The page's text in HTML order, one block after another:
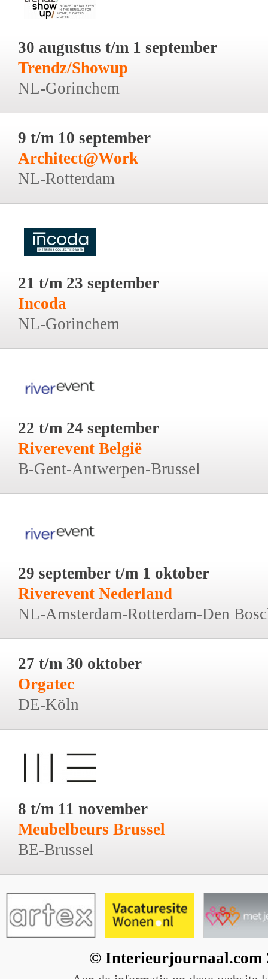
30 augustus t/m 1 september
Trendz/Showup
NL-Gorinchem
9 t/m 10 september
Architect@Work
NL-Rotterdam
21 t/m 23 september
Incoda
NL-Gorinchem
22 t/m 24 september
Riverevent België
B-Gent-Antwerpen-Brussel
29 september t/m 1 oktober
Riverevent Nederland
NL-Amsterdam-Rotterdam-Den
27 t/m 30 oktober
Orgatec
DE-Köln
8 t/m 11 november
Meubelbeurs Brussel
BE-Brussel
© Interieurjournaal.com